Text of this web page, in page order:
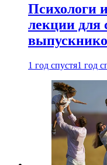
Психологи
лекции для
1 год спустя1 год